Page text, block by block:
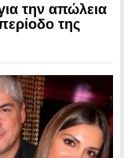
την απώλεια
της